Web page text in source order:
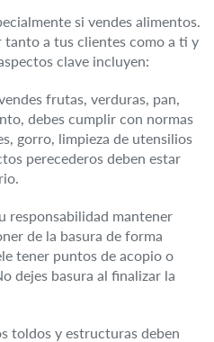
si vendes alimentos.
tanto a tus clientes como a ti y
clave incluyen:
frutas, verduras, pan,
debes cumplir con normas
gorro, limpieza de utensilios
perecederos deben estar
responsabilidad mantener
de la basura de forma
tener puntos de acopio o
dejes basura al finalizar la
toldos y estructuras deben